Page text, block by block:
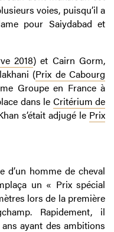
voies, puisqu’il a
pour Saiydabad et
2018) et Cairn Gorm,
(Prix de Cabourg
Groupe en France à
dans le Critérium de
s’était adjugé le Prix
d’un homme de cheval
un « Prix spécial
lors de la première
Rapidement, il
ayant des ambitions